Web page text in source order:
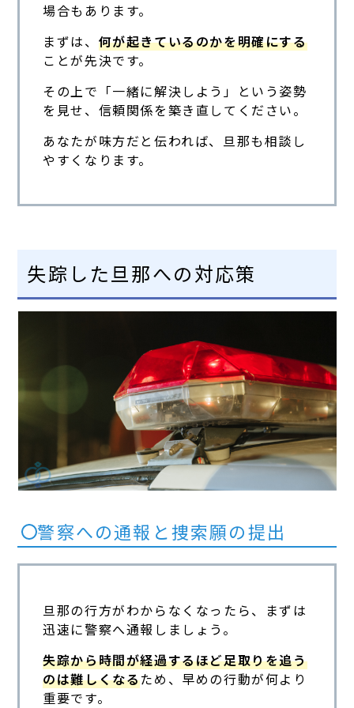
場合もあります。
まずは、 何が起きているのかを明確にする
ことが先決です。
その上で「一緒に解決しよう」という姿勢
を見せ、信頼関係を築き直してください。
あなたが味方だと伝われば、旦那も相談し
やすくなります。
失踪した旦那への対応策
警察への通報と捜索願の提出
旦那の行方がわからなくなったら、まずは
迅速に警察へ通報しましょう。
失踪から時間が経過するほど足取りを追う
のは難しくなるため、早めの行動が何より
重要です。